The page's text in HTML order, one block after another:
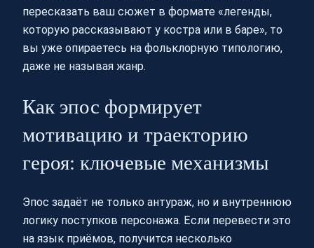
пересказать ваш сюжет в формате «легенды,
которую рассказывают у костра или в баре», то
вы уже опираетесь на фольклорную типологию,
даже не называя жанр.
Как эпос формирует
мотивацию и траекторию
героя: ключевые механизмы
Эпос задаёт не только антураж, но и внутреннюю
логику поступков персонажа. Если перевести это
на язык приёмов, получится несколько